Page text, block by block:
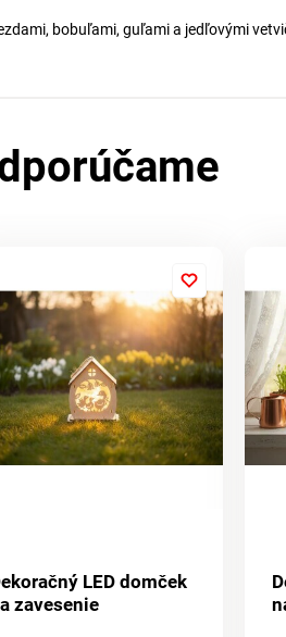
bobuľami, guľami a jedľovými
LED domček
zavesenie